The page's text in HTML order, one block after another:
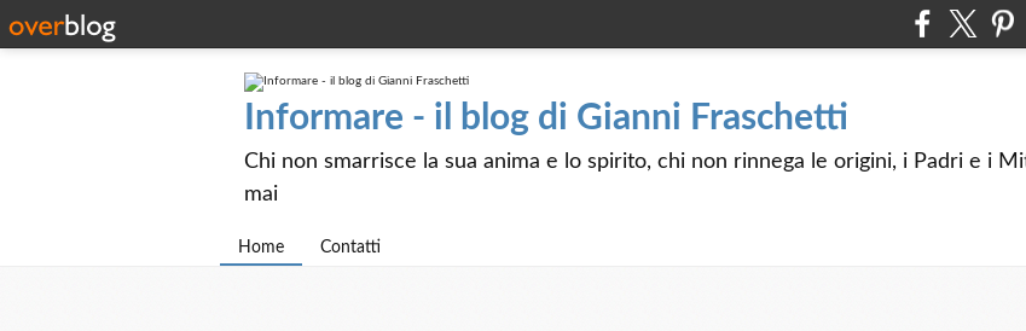
Informare - il blog di Gianni Fraschetti
Chi non smarrisce la sua anima e lo spirito, chi non rinnega le origini, i Padri e i
mai
Home Contatti